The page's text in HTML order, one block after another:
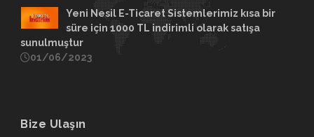
Yeni Nesil E-Ticaret Sistemlerimiz kısa bir
süre için 1000 TL indirimli olarak satışa
sunulmuştur
01/06/2023
Bize Ulaşın